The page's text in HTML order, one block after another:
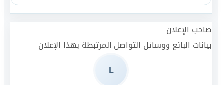
صاحب الإعلان
بيانات البائع ووسائل التواصل المرتبطة بهذا الإعلان
L